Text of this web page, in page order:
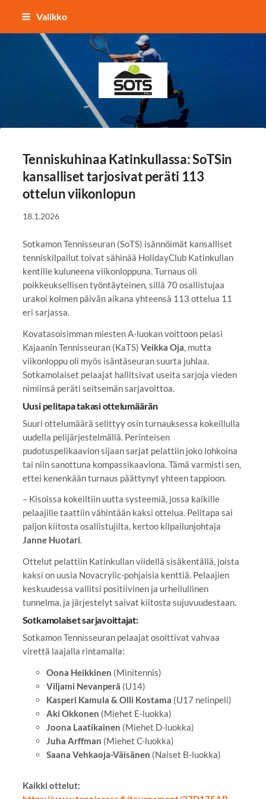
Siirry
sisältöön
Valikko
Sotkamon Tennisseura
Tenniskuhinaa Katinkullassa: SoTSin
kansalliset tarjosivat peräti 113
ottelun viikonlopun
18.1.2026
Sotkamon Tennisseuran (SoTS) isännöimät kansalliset
tenniskilpailut toivat sähinää HolidayClub Katinkullan
kentille kuluneena viikonloppuna. Turnaus oli
poikkeuksellisen työntäyteinen, sillä 70 osallistujaa
urakoi kolmen päivän aikana yhteensä 113 ottelua 11
eri sarjassa.
Kovatasoisimman miesten A-luokan voittoon pelasi
Kajaanin Tennisseuran (KaTS) Veikka Oja , mutta
viikonloppu oli myös isäntäseuran suurta juhlaa.
Sotkamolaiset pelaajat hallitsivat useita sarjoja vieden
nimiinsä peräti seitsemän sarjavoittoa.
Uusi pelitapa takasi ottelumäärän
Suuri ottelumäärä selittyy osin turnauksessa kokeillulla
uudella pelijärjestelmällä. Perinteisen
pudotuspelikaavion sijaan sarjat pelattiin joko lohkoina
tai niin sanottuna kompassikaaviona. Tämä varmisti sen,
ettei kenenkään turnaus päättynyt yhteen tappioon.
– Kisoissa kokeiltiin uutta systeemiä, jossa kaikille
pelaajille taattiin vähintään kaksi ottelua. Pelitapa sai
paljon kiitosta osallistujilta, kertoo kilpailunjohtaja
Janne Huotari.
Ottelut pelattiin Katinkullan viidellä sisäkentällä, joista
kaksi on uusia Novacrylic-pohjaisia kenttiä. Pelaajien
keskuudessa vallitsi positiivinen ja urheilullinen
tunnelma, ja järjestelyt saivat kiitosta sujuvuudestaan.
Sotkamolaiset sarjavoittajat:
Sotkamon Tennisseuran pelaajat osoittivat vahvaa
virettä laajalla rintamalla:
Oona Heikkinen (Minitennis)
Viljami Nevanperä (U14)
Kasperi Kamula & Olli Kostama (U17 nelinpeli)
Aki Okkonen (Miehet E-luokka)
Joona Laatikainen (Miehet D-luokka)
Juha Arffman (Miehet C-luokka)
Saana Vehkaoja-Väisänen (Naiset B-luokka)
Kaikki ottelut: